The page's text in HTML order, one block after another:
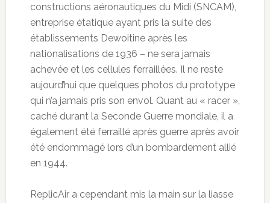
constructions aéronautiques du Midi (SNCAM),
entreprise étatique ayant pris la suite des
établissements Dewoitine après les
nationalisations de 1936 – ne sera jamais
achevée et les cellules ferraillées. Il ne reste
aujourd’hui que quelques photos du prototype
qui n’a jamais pris son envol. Quant au « racer »,
caché durant la Seconde Guerre mondiale, il a
également été ferraillé après guerre après avoir
été endommagé lors d’un bombardement allié
en 1944.
ReplicAir a cependant mis la main sur la liasse